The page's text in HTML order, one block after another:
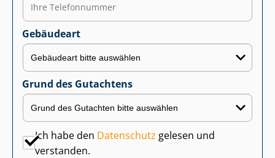
Gebäudeart
Grund des Gutachtens
Ich habe den Datenschutz gelesen und
verstanden.